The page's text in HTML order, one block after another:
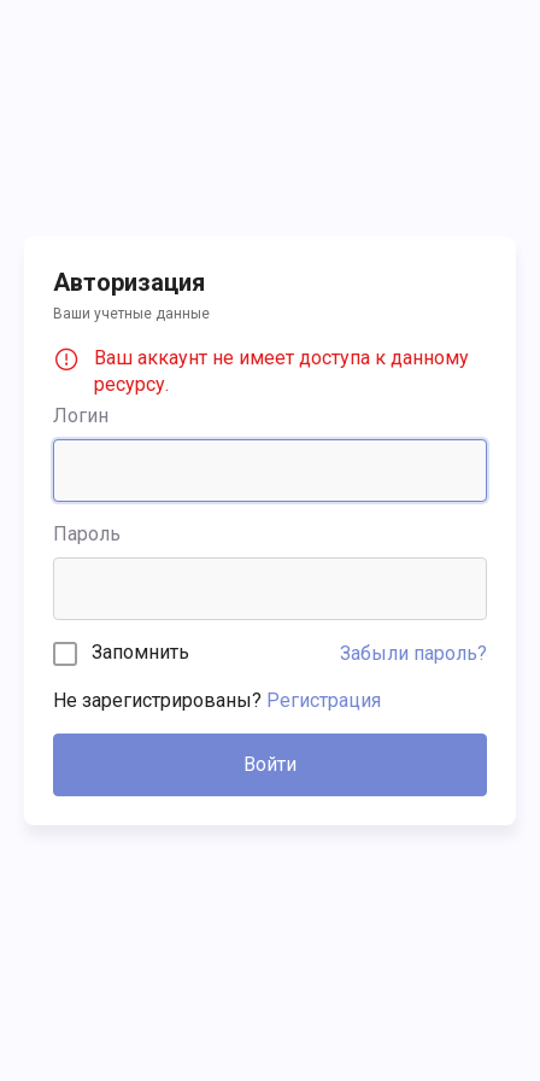
Авторизация
Ваши учетные данные
Ваш аккаунт не имеет доступа к данному
ресурсу.
Логин
Пароль
Запомнить Забыли пароль?
Не зарегистрированы? Регистрация